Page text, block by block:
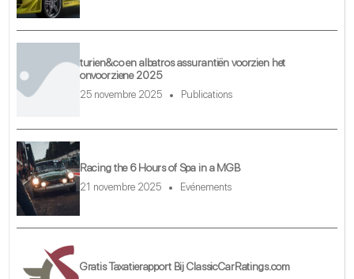
turien&co en albatros assurantiën voorzien het
onvoorziene 2025
25 novembre 2025 Publications
Racing the 6 Hours of Spa in a MGB
21 novembre 2025 Evénements
Gratis Taxatierapport Bij ClassicCarRatings.com